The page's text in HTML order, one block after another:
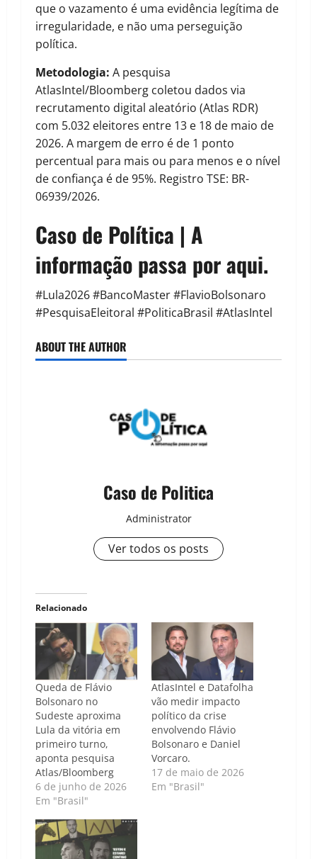
que o vazamento é uma evidência legítima de
irregularidade, e não uma perseguição
política.
Metodologia: A pesquisa
AtlasIntel/Bloomberg coletou dados via
recrutamento digital aleatório (Atlas RDR)
com 5.032 eleitores entre 13 e 18 de maio de
2026. A margem de erro é de 1 ponto
percentual para mais ou para menos e o nível
de confiança é de 95%. Registro TSE: BR-
06939/2026.
Caso de Política | A
informação passa por aqui.
#Lula2026 #BancoMaster #FlavioBolsonaro
#PesquisaEleitoral #PoliticaBrasil #AtlasIntel
ABOUT THE AUTHOR
Caso de Politica
Administrator
Ver todos os posts
Relacionado
Queda de Flávio
Bolsonaro no
Sudeste aproxima
Lula da vitória em
primeiro turno,
aponta pesquisa
Atlas/Bloomberg
6 de junho de 2026
Em "Brasil"
AtlasIntel e Datafolha
vão medir impacto
político da crise
envolvendo Flávio
Bolsonaro e Daniel
Vorcaro.
17 de maio de 2026
Em "Brasil"